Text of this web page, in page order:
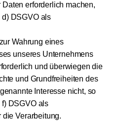
erforderlich machen,
d) DSGVO als
Wahrung eines
unseres Unternehmens
und überwiegen die
und Grundfreiheiten des
Interesse nicht, so
f) DSGVO als
die Verarbeitung.